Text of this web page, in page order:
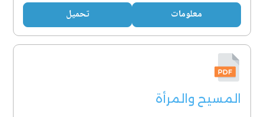
معلومات تحميل
المسيح والمرأة